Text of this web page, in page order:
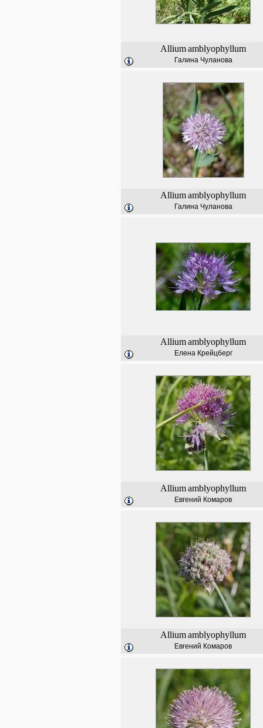
Alliumamblyophyllum
Галина Чуланова
Alliumamblyophyllum
Галина Чуланова
Alliumamblyophyllum
Елена Крейцберг
Alliumamblyophyllum
Евгений Комаров
Alliumamblyophyllum
Евгений Комаров